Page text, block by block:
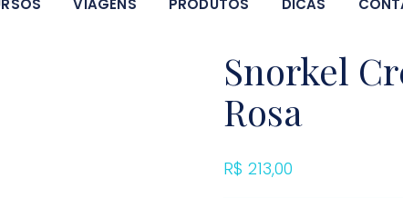
VIAGENS PRODUTOS DICAS
Snorkel
Rosa
R$ 213,00